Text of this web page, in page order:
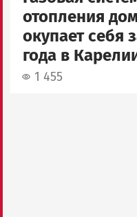
отопления
окупает себя
года в
1 455